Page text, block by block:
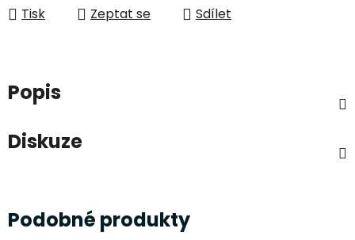
Tisk Zeptat se Sdílet
Popis
Diskuze
Podobné produkty